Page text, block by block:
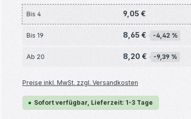
Bis 4 9,05 €
Bis 19 8,65 € -4,42 %
Ab 20 8,20 € -9,39 %
Preise inkl. MwSt. zzgl. Versandkosten
Sofort verfügbar, Lieferzeit: 1-3 Tage